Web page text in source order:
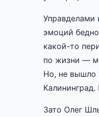
Управделами
эмоций
какой-то
по жизни —
Но, не вышло
Зато Олег